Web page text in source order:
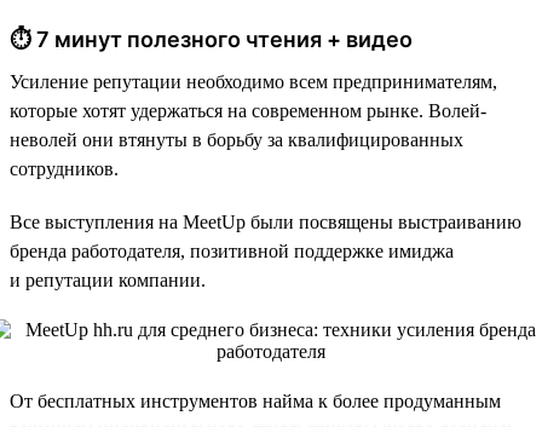
⏱ 7 минут полезного чтения + видео
Усиление репутации необходимо всем предпринимателям,
которые хотят удержаться на современном рынке. Волей-
неволей они втянуты в борьбу за квалифицированных
сотрудников.
Все выступления на MeetUp были посвящены выстраиванию
бренда работодателя, позитивной поддержке имиджа
и репутации компании.
От бесплатных инструментов найма к более продуманным